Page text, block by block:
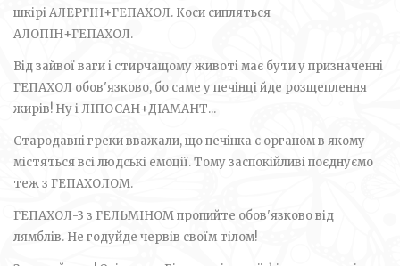
шкірі АЛЕРГІН+ГЕПАХОЛ. Коси сипляться
АЛОПІН+ГЕПАХОЛ.
Від зайвої ваги і стирчащому животі має бути у призначенні
ГЕПАХОЛ обов'язково, бо саме у печінці йде розщеплення
жирів! Ну і ЛІПОСАН+ДІАМАНТ...
Стародавні греки вважали, що печінка є органом в якому
містяться всі людські емоції. Тому заспокійливі поєднуємо
теж з ГЕПАХОЛОМ.
ГЕПАХОЛ-3 з ГЕЛЬМІНОМ пропийте обов'язково від
лямблів. Не годуйде червів своїм тілом!